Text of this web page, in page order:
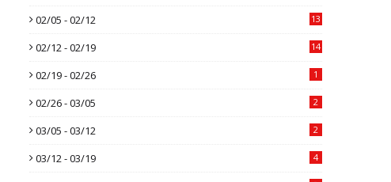
02/05 - 02/12 13
02/12 - 02/19 14
02/19 - 02/26 1
02/26 - 03/05 2
03/05 - 03/12 2
03/12 - 03/19 4